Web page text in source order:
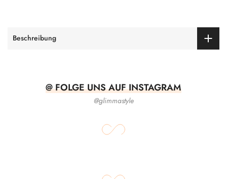
Beschreibung
@ FOLGE UNS AUF INSTAGRAM
@glimmastyle